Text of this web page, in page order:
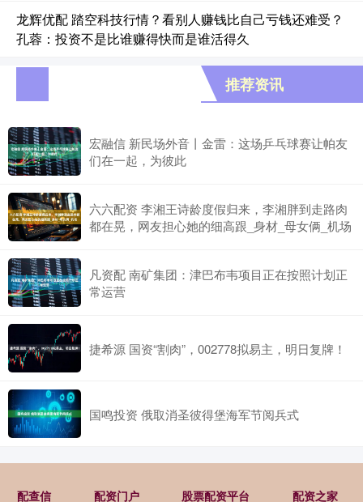
龙辉优配 踏空科技行情？看别人赚钱比自己亏钱还难受？
孔蓉：投资不是比谁赚得快而是谁活得久
推荐资讯
宏融信 新民场外音丨金雷：这场乒乓球赛让帕友
们在一起，为彼此
六六配资 李湘王诗龄度假归来，李湘胖到走路肉
都在晃，网友担心她的细高跟_身材_母女俩_机场
凡资配 南矿集团：津巴布韦项目正在按照计划正
常运营
捷希源 国资“割肉”，002778拟易主，明日复牌！
国鸣投资 俄取消圣彼得堡海军节阅兵式
配查信 配资门户 股票配资平台 配资之家